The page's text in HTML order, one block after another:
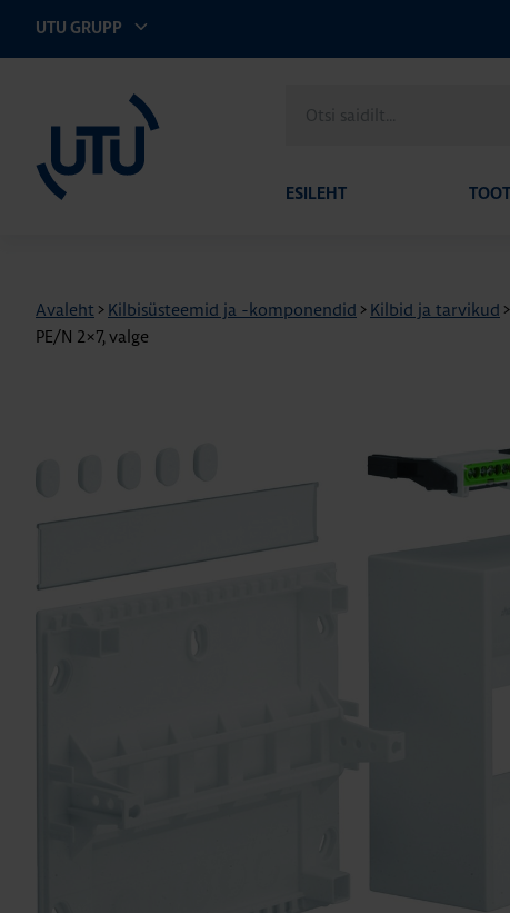
UTU GRUPP
saidilt
ESILEHT
Avaleht > Kilbisüsteemid ja -komponendid > Kilbid ja tarvikud >
PE/N 2×7, valge